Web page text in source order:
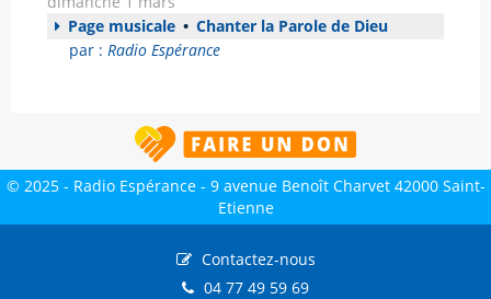
Page musicale • Chanter la Parole de Dieu
par : Radio Espérance
© 2025 - Radio Espérance - 9 avenue Benoît Charvet 42000 Saint-
Etienne
Contactez-nous
04 77 49 59 69